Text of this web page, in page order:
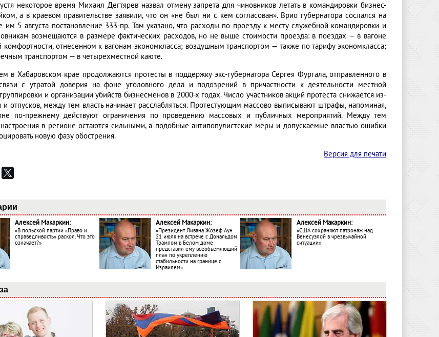
некоторое время Михаил Дегтярев назвал отмену запрета для чиновников летать в командировки бизнес-
а в краевом правительстве заявили, что он «не был ни с кем согласован». Врио губернатора сослался на
им 5 августа постановление 333-пр. Там указано, что расходы по проезду к месту служебной командировки и
возмещаются в размере фактических расходов, но не выше стоимости проезда: в поездах — в вагоне
отнесенном к вагонам экономкласса; воздушным транспортом — также по тарифу экономкласса;
транспортом — в четырехместной каюте.
в Хабаровском крае продолжаются протесты в поддержку экс-губернатора Сергея Фургала, отправленного в
с утратой доверия на фоне уголовного дела и подозрений в причастности к деятельности местной
и организации убийств бизнесменов в 2000-х годах. Число участников акций протеста снижается из-
и отпусков, между тем власть начинает расслабляться. Протестующим массово выписывают штрафы, напоминая,
по-прежнему действуют ограничения по проведению массовых и публичных мероприятий. Между тем
в регионе остаются сильными, а подобные антипопулистские меры и допускаемые властью ошибки
новую фазу обострения.
Версия для печати
Алексей Макаркин:
«В польской партии «Право и
справедливость» раскол. Что это
означает?»
Алексей Макаркин:
«Президент Ливана Жозеф Аун
21 июля на встрече с Дональдом
Трампом в Белом доме
представил ему всеобъемлющий
план по укреплению
стабильности на границе с
Израилем»
Алексей Макаркин:
«США сохраняют патронаж над
Венесуэлой в чрезвычайной
ситуации»